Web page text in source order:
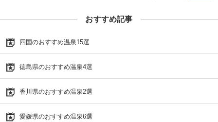
おすすめ記事
四国のおすすめ温泉15選
徳島県のおすすめ温泉4選
香川県のおすすめ温泉2選
愛媛県のおすすめ温泉6選